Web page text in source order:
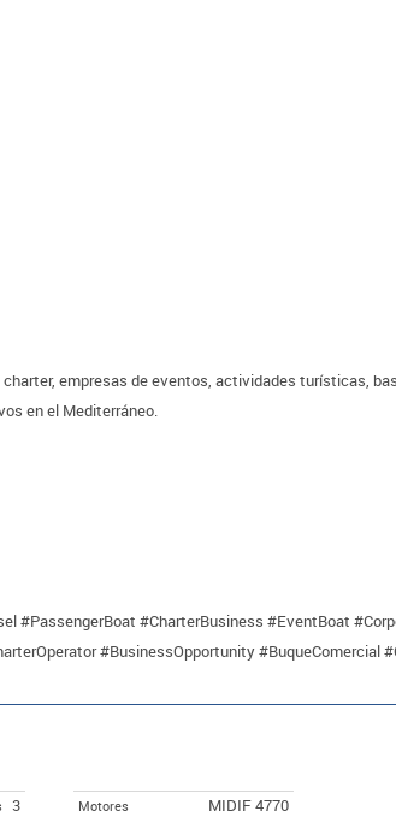
empresas de eventos, actividades turísticas,
en el Mediterráneo.
#PassengerBoat #CharterBusiness #EventBoat
#BusinessOpportunity #BuqueComercial
3 Motores MIDIF 4770